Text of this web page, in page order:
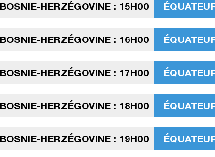
BOSNIE-HERZÉGOVINE : 15H00
BOSNIE-HERZÉGOVINE : 16H00
BOSNIE-HERZÉGOVINE : 17H00
BOSNIE-HERZÉGOVINE : 18H00
BOSNIE-HERZÉGOVINE : 19H00